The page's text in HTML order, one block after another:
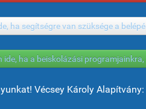
ha segítségre van szüksége a
ide, ha a beiskolázási
Vécsey Károly